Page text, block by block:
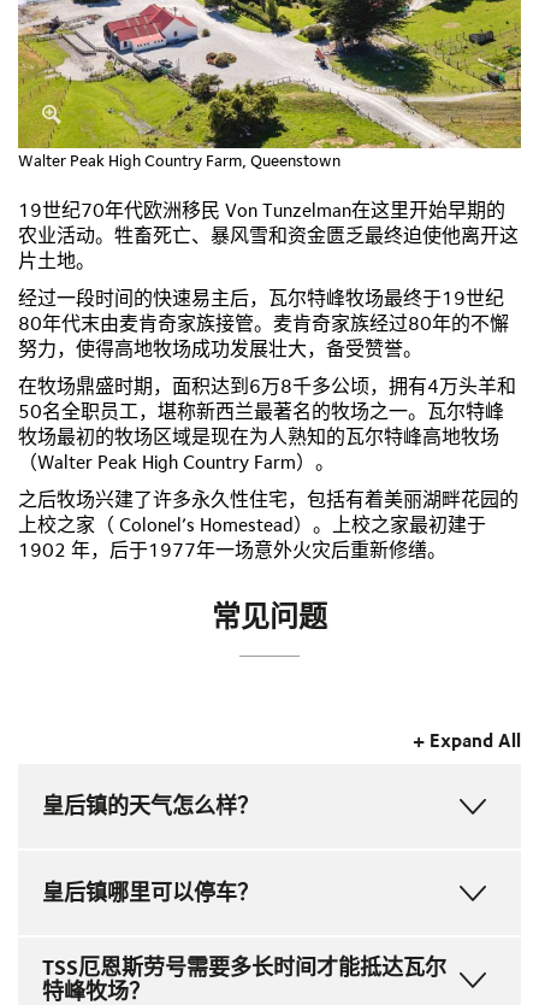
Walter Peak High Country Farm, Queenstown
19世纪70年代欧洲移民 Von Tunzelman在这里开始早期的
农业活动。牲畜死亡、暴风雪和资金匮乏最终迫使他离开这
片土地。
经过一段时间的快速易主后，瓦尔特峰牧场最终于19世纪
80年代末由麦肯奇家族接管。麦肯奇家族经过80年的不懈
努力，使得高地牧场成功发展壮大，备受赞誉。
在牧场鼎盛时期，面积达到6万8千多公顷，拥有4万头羊和
50名全职员工，堪称新西兰最著名的牧场之一。瓦尔特峰
牧场最初的牧场区域是现在为人熟知的瓦尔特峰高地牧场
（Walter Peak High Country Farm）。
之后牧场兴建了许多永久性住宅，包括有着美丽湖畔花园的
上校之家（ Colonel’s Homestead）。上校之家最初建于
1902 年，后于1977年一场意外火灾后重新修缮。
常见问题
+ Expand All
皇后镇的天气怎么样？
中，这里的天气变化无常。预计气温如下：夏季（12
℃，冬季（6 月至 8 月）5-10 ℃，春季（9 月至 11
月） ) 9-15 ℃。
皇后镇哪里可以停车？
请在办理登记前额外预留30 分钟的时间来寻找停车
位。
TSS厄恩斯劳号需要多长时间才能抵达瓦尔
特峰牧场？